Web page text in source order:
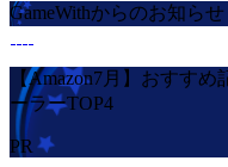
GameWithからのお知らせ
【Amazon7月】おすす
ーラーTOP4
PR